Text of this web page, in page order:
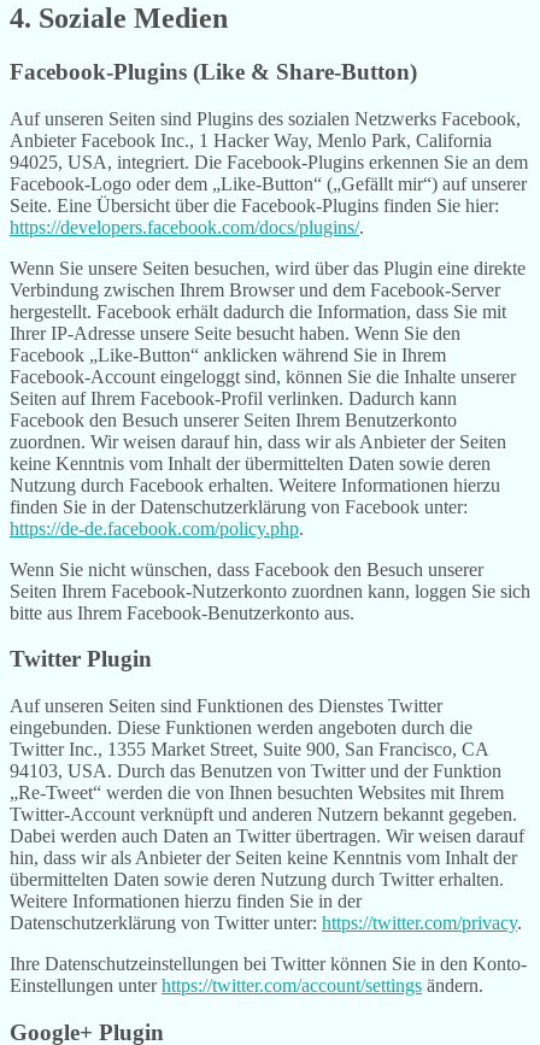
4. Soziale Medien
Facebook-Plugins (Like & Share-Button)
Auf unseren Seiten sind Plugins des sozialen Netzwerks Facebook,
Anbieter Facebook Inc., 1 Hacker Way, Menlo Park, California
94025, USA, integriert. Die Facebook-Plugins erkennen Sie an dem
Facebook-Logo oder dem „Like-Button“ („Gefällt mir“) auf unserer
Seite. Eine Übersicht über die Facebook-Plugins finden Sie hier:
https://developers.facebook.com/docs/plugins/.
Wenn Sie unsere Seiten besuchen, wird über das Plugin eine direkte
Verbindung zwischen Ihrem Browser und dem Facebook-Server
hergestellt. Facebook erhält dadurch die Information, dass Sie mit
Ihrer IP-Adresse unsere Seite besucht haben. Wenn Sie den
Facebook „Like-Button“ anklicken während Sie in Ihrem
Facebook-Account eingeloggt sind, können Sie die Inhalte unserer
Seiten auf Ihrem Facebook-Profil verlinken. Dadurch kann
Facebook den Besuch unserer Seiten Ihrem Benutzerkonto
zuordnen. Wir weisen darauf hin, dass wir als Anbieter der Seiten
keine Kenntnis vom Inhalt der übermittelten Daten sowie deren
Nutzung durch Facebook erhalten. Weitere Informationen hierzu
finden Sie in der Datenschutzerklärung von Facebook unter:
https://de-de.facebook.com/policy.php.
Wenn Sie nicht wünschen, dass Facebook den Besuch unserer
Seiten Ihrem Facebook-Nutzerkonto zuordnen kann, loggen Sie sich
bitte aus Ihrem Facebook-Benutzerkonto aus.
Twitter Plugin
Auf unseren Seiten sind Funktionen des Dienstes Twitter
eingebunden. Diese Funktionen werden angeboten durch die
Twitter Inc., 1355 Market Street, Suite 900, San Francisco, CA
94103, USA. Durch das Benutzen von Twitter und der Funktion
„Re-Tweet“ werden die von Ihnen besuchten Websites mit Ihrem
Twitter-Account verknüpft und anderen Nutzern bekannt gegeben.
Dabei werden auch Daten an Twitter übertragen. Wir weisen darauf
hin, dass wir als Anbieter der Seiten keine Kenntnis vom Inhalt der
übermittelten Daten sowie deren Nutzung durch Twitter erhalten.
Weitere Informationen hierzu finden Sie in der
Datenschutzerklärung von Twitter unter: https://twitter.com/privacy.
Ihre Datenschutzeinstellungen bei Twitter können Sie in den Konto-
Einstellungen unterhttps://twitter.com/account/settings ändern.
Google+ Plugin